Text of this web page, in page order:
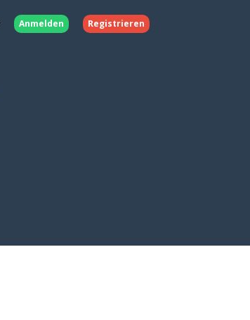
Anmelden Registrieren